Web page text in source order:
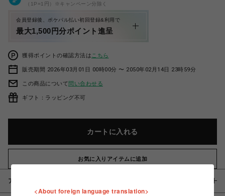
（1P=1円）※キャンペーン分除く
会員登録後、ポケパル払い初回登録&利用で
最大1,500円分ポイント進呈
獲得ポイントの確認方法は こちら
販売期間 2026年03月01日 00時00分 〜 2050年02月14日 23時59分
この商品について問い合わせる
ギフト：ラッピング不可
カートに入れる
お気に入りアイテムに追加
アイテム説明 / 素材
<About foreign language translation>